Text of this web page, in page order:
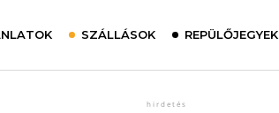
SZÁLLÁSOK REPÜLŐJEGYEK